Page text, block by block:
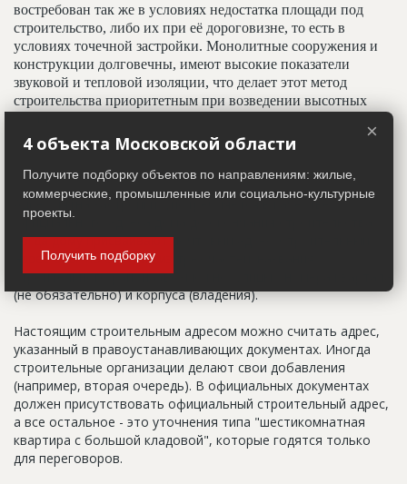
востребован так же в условиях недостатка площади под
строительство, либо их при её дороговизне, то есть в
условиях точечной застройки. Монолитные сооружения и
конструкции долговечны, имеют высокие показатели
звуковой и тепловой изоляции, что делает этот метод
строительства приоритетным при возведении высотных
Адрес строительный
Адрес пятна застройки, употребляется в качестве
официального адреса дома до окончания строительства,
когда дому присваивают почтовый адрес. Строительный
адрес обычно состоит из трех частей: названия
строительного района (возможно, улицы), номера квартала
(не обязательно) и корпуса (владения).
Настоящим строительным адресом можно считать адрес,
указанный в правоустанавливающих документах. Иногда
строительные организации делают свои добавления
(например, вторая очередь). В официальных документах
должен присутствовать официальный строительный адрес,
а все остальное - это уточнения типа "шестикомнатная
квартира с большой кладовой", которые годятся только
для переговоров.
×
4 объекта Московской области
Получите подборку объектов по направлениям: жилые,
коммерческие, промышленные или социально-культурные
проекты.
Получить подборку